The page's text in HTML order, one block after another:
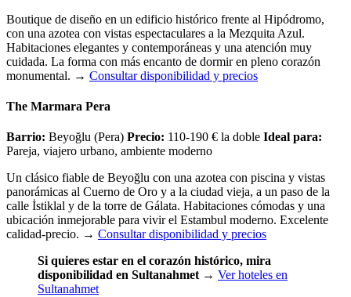
Boutique de diseño en un edificio histórico frente al Hipódromo,
con una azotea con vistas espectaculares a la Mezquita Azul.
Habitaciones elegantes y contemporáneas y una atención muy
cuidada. La forma con más encanto de dormir en pleno corazón
monumental. → Consultar disponibilidad y precios
The Marmara Pera
Barrio: Beyoğlu (Pera) Precio: 110-190 € la doble Ideal para:
Pareja, viajero urbano, ambiente moderno
Un clásico fiable de Beyoğlu con una azotea con piscina y vistas
panorámicas al Cuerno de Oro y a la ciudad vieja, a un paso de la
calle İstiklal y de la torre de Gálata. Habitaciones cómodas y una
ubicación inmejorable para vivir el Estambul moderno. Excelente
calidad-precio. → Consultar disponibilidad y precios
Si quieres estar en el corazón histórico, mira
disponibilidad en Sultanahmet → Ver hoteles en
Sultanahmet